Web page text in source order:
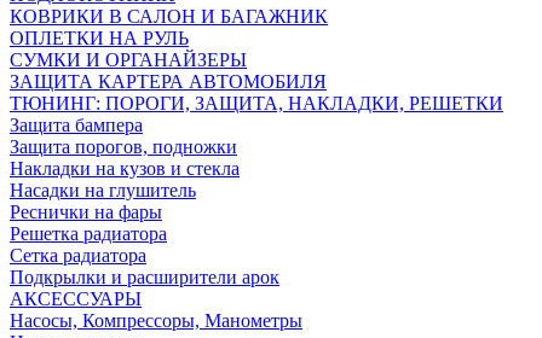
КОВРИКИ В САЛОН И БАГАЖНИК
ОПЛЕТКИ НА РУЛЬ
СУМКИ И ОРГАНАЙЗЕРЫ
ЗАЩИТА КАРТЕРА АВТОМОБИЛЯ
ТЮНИНГ: ПОРОГИ, ЗАЩИТА, НАКЛАДКИ, РЕШЕТКИ
Защита бампера
Защита порогов, подножки
Накладки на кузов и стекла
Насадки на глушитель
Реснички на фары
Решетка радиатора
Сетка радиатора
Подкрылки и расширители арок
АКСЕССУАРЫ
Насосы, Компрессоры, Манометры